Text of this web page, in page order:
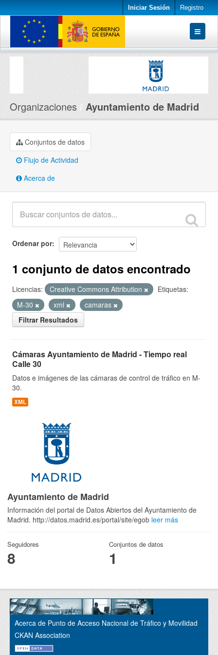
Iniciar Sesión Registro
Conjuntos de datos
Organizaciones Ayuntamiento de Madrid
Conjuntos de datos
Flujo de Actividad
Acerca de
Ordenar por
1 conjunto de datos encontrado
Licencias: Creative Commons Attribution
Etiquetas:
M-30
xml
camaras
Filtrar Resultados
Cámaras Ayuntamiento de Madrid - Tiempo real
Calle 30
Datos e imágenes de las cámaras de control de tráfico en M-
30.
XML
Ayuntamiento de Madrid
Información del portal de Datos Abiertos del Ayuntamiento de
Madrid. http://datos.madrid.es/portal/site/egob leer más
Seguidores
8
Conjuntos de datos
1
Acerca de Punto de Acceso Nacional de Tráfico y Movilidad
CKAN Association